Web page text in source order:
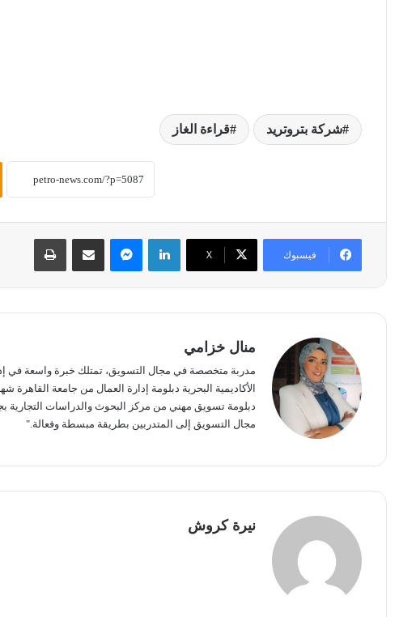
شركة بتروتريد قراءة الغاز
فيسبوك ‫X
لينكدإن ماسنجر مشاركة عبر البريد طباعة
منال خزامي
مدربة متخصصة في مجال التسويق، تمتلك خبرة واسعة في
الأكاديمية البحرية دبلومة إدارة العمال من جامعة القاهرة
دبلومة تسويق مهني من مركز البحوث والدراسات التجارية
مجال التسويق إلى المتدربين بطريقة مبسطة وفعالة."
نيرة كروش